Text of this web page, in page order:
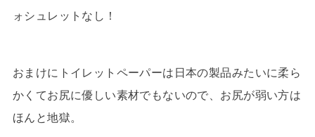
ォシュレットなし！
おまけにトイレットペーパーは日本の製品みたいに柔ら
かくてお尻に優しい素材でもないので、お尻が弱い方は
ほんと地獄。